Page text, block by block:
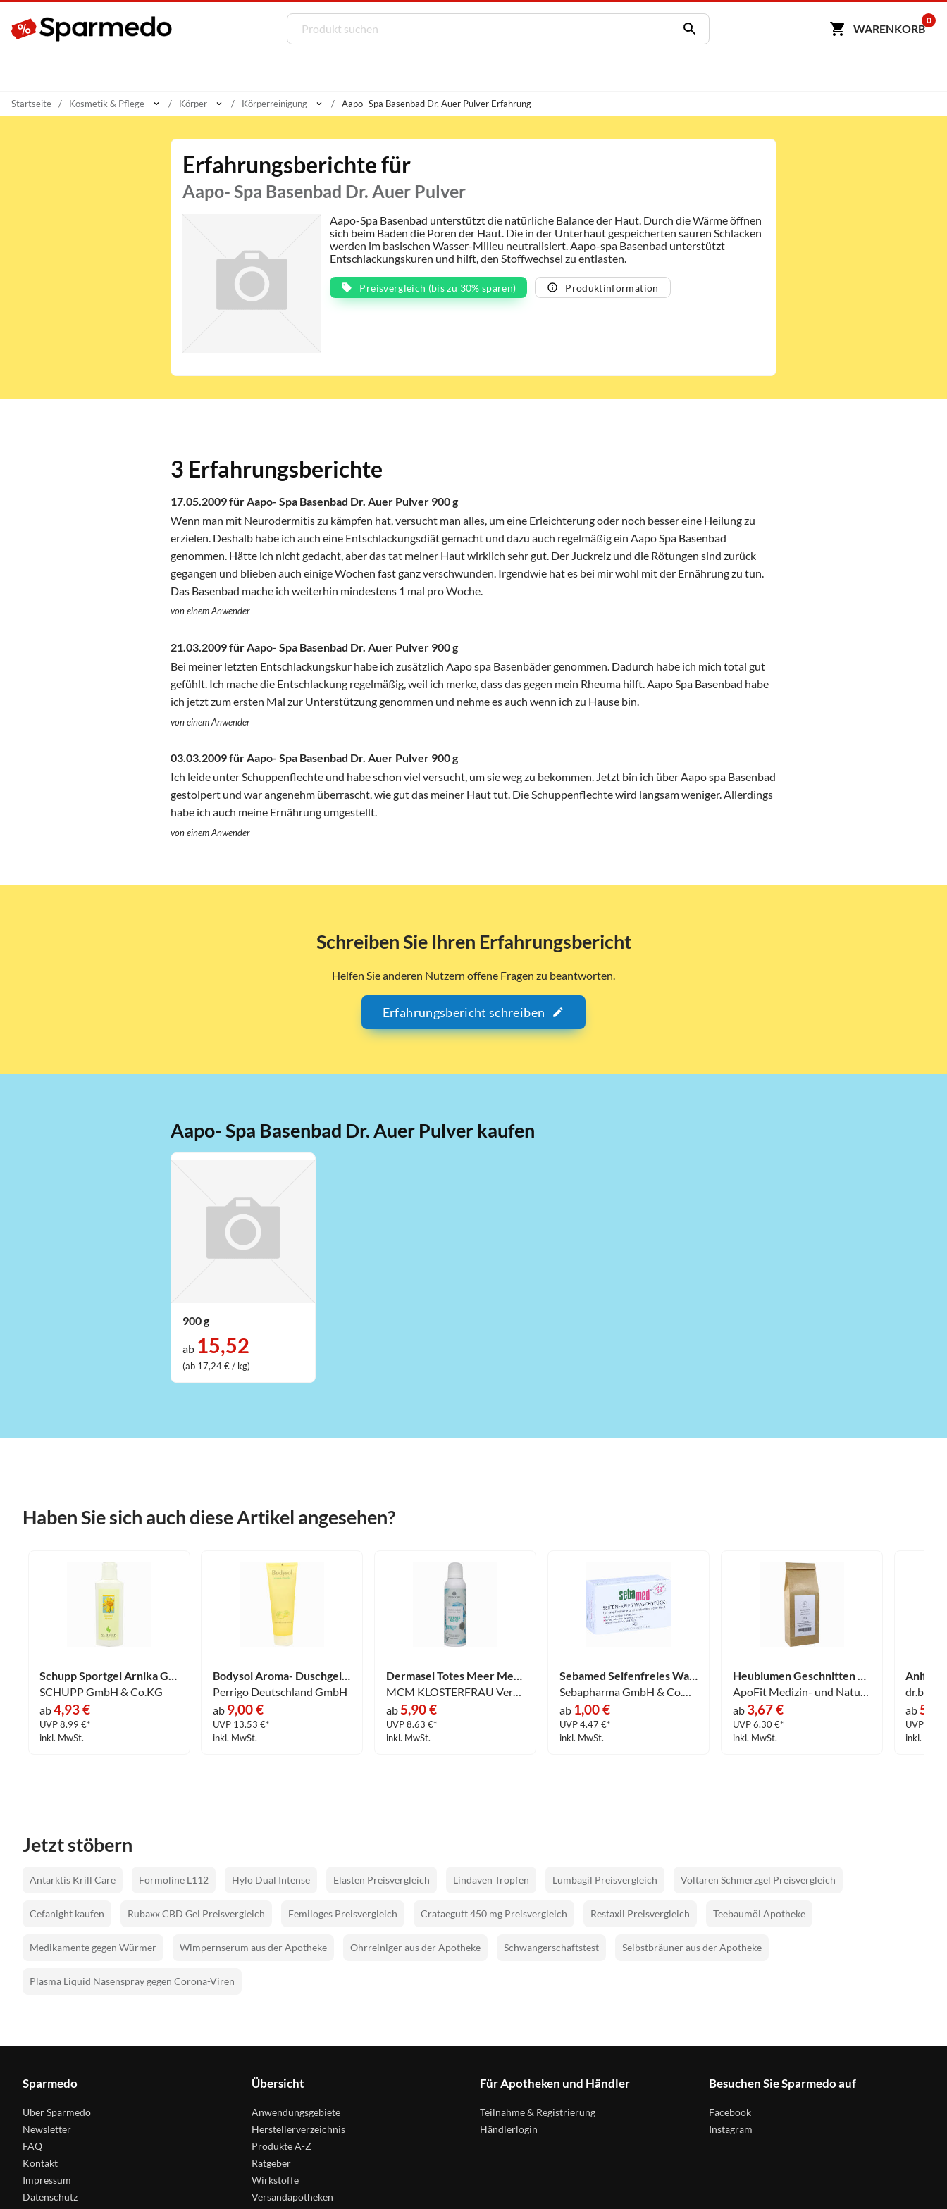
WARENKORB
0
Startseite Kosmetik & Pflege Körper Körperreinigung Aapo- Spa Basenbad Dr. Auer Pulver Erfahrung
Erfahrungsberichte für
Aapo- Spa Basenbad Dr. Auer Pulver
Aapo-Spa Basenbad unterstützt die natürliche Balance der Haut. Durch die Wärme öffnen
sich beim Baden die Poren der Haut. Die in der Unterhaut gespeicherten sauren Schlacken
werden im basischen Wasser-Milieu neutralisiert. Aapo-spa Basenbad unterstützt
Entschlackungskuren und hilft, den Stoffwechsel zu entlasten.
Preisvergleich (bis zu 30% sparen) Produktinformation
3 Erfahrungsberichte
17.05.2009 für Aapo- Spa Basenbad Dr. Auer Pulver 900 g
Wenn man mit Neurodermitis zu kämpfen hat, versucht man alles, um eine Erleichterung oder noch besser eine Heilung zu
erzielen. Deshalb habe ich auch eine Entschlackungsdiät gemacht und dazu auch regelmäßig ein Aapo Spa Basenbad
genommen. Hätte ich nicht gedacht, aber das tat meiner Haut wirklich sehr gut. Der Juckreiz und die Rötungen sind zurück
gegangen und blieben auch einige Wochen fast ganz verschwunden. Irgendwie hat es bei mir wohl mit der Ernährung zu tun.
Das Basenbad mache ich weiterhin mindestens 1 mal pro Woche.
von einem Anwender
21.03.2009 für Aapo- Spa Basenbad Dr. Auer Pulver 900 g
Bei meiner letzten Entschlackungskur habe ich zusätzlich Aapo spa Basenbäder genommen. Dadurch habe ich mich total gut
gefühlt. Ich mache die Entschlackung regelmäßig, weil ich merke, dass das gegen mein Rheuma hilft. Aapo Spa Basenbad habe
ich jetzt zum ersten Mal zur Unterstützung genommen und nehme es auch wenn ich zu Hause bin.
von einem Anwender
03.03.2009 für Aapo- Spa Basenbad Dr. Auer Pulver 900 g
Ich leide unter Schuppenflechte und habe schon viel versucht, um sie weg zu bekommen. Jetzt bin ich über Aapo spa Basenbad
gestolpert und war angenehm überrascht, wie gut das meiner Haut tut. Die Schuppenflechte wird langsam weniger. Allerdings
habe ich auch meine Ernährung umgestellt.
von einem Anwender
Schreiben Sie Ihren Erfahrungsbericht
Helfen Sie anderen Nutzern offene Fragen zu beantworten.
Erfahrungsbericht schreiben
Aapo- Spa Basenbad Dr. Auer Pulver kaufen
900 g
ab 15,52
(ab 17,24 € / kg)
Haben Sie sich auch diese Artikel angesehen?
SCHUPP GmbH & Co.KG
ab4,93 €
UVP 8.99 €*
inkl. MwSt.
Perrigo Deutschland GmbH
ab 9,00 €
UVP 13.53 €*
inkl. MwSt.
ab 5,90 €
UVP 8.63 €*
inkl. MwSt.
Sebamed Seifenfreies Waschstück 50 g
ab 1,00 €
UVP 4.47 €*
inkl. MwSt.
ab 3,67 €
UVP 6.30 €*
inkl. MwSt.
ab
UVP
inkl.
Jetzt stöbern
Antarktis Krill Care Formoline L112 Hylo Dual Intense Elasten Preisvergleich Lindaven Tropfen Lumbagil Preisvergleich Voltaren Schmerzgel Preisvergleich
Cefanight kaufen Rubaxx CBD Gel Preisvergleich Femiloges Preisvergleich Crataegutt 450 mg Preisvergleich Restaxil Preisvergleich Teebaumöl Apotheke
Medikamente gegen Würmer Wimpernserum aus der Apotheke Ohrreiniger aus der Apotheke Schwangerschaftstest Selbstbräuner aus der Apotheke
Plasma Liquid Nasenspray gegen Corona-Viren
Sparmedo
Über Sparmedo
Newsletter
FAQ
Kontakt
Impressum
Datenschutz
Übersicht
Anwendungsgebiete
Herstellerverzeichnis
Produkte A-Z
Ratgeber
Wirkstoffe
Versandapotheken
Für Apotheken und Händler
Teilnahme & Registrierung
Händlerlogin
Besuchen Sie Sparmedo auf
Facebook
Instagram